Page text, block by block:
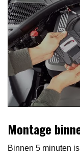
Montage
Binnen 5 minuten